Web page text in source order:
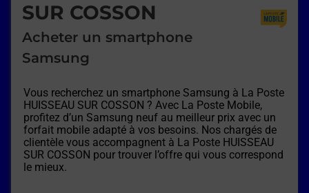
SUR COSSON
Acheter un smartphone
Samsung
Vous recherchez un smartphone Samsung à La Poste
HUISSEAU SUR COSSON ? Avec La Poste Mobile,
profitez d’un Samsung neuf au meilleur prix avec un
forfait mobile adapté à vos besoins. Nos chargés de
clientèle vous accompagnent à La Poste HUISSEAU
SUR COSSON pour trouver l’offre qui vous correspond
le mieux.